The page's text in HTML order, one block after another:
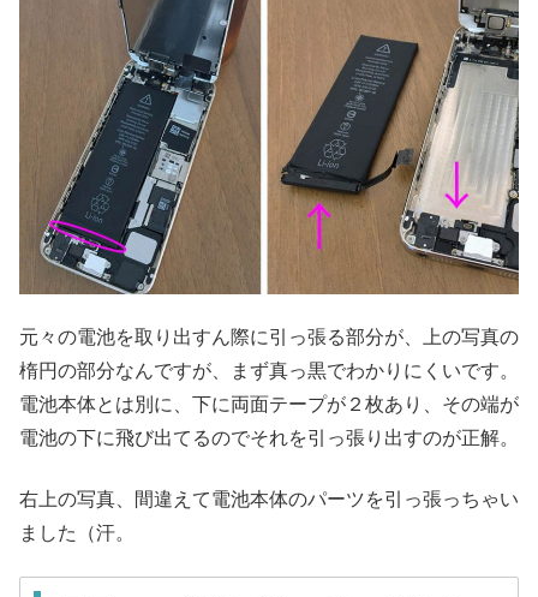
元々の電池を取り出すん際に引っ張る部分が、上の写真の
楕円の部分なんですが、まず真っ黒でわかりにくいです。
電池本体とは別に、下に両面テープが２枚あり、その端が
電池の下に飛び出てるのでそれを引っ張り出すのが正解。
右上の写真、間違えて電池本体のパーツを引っ張っちゃい
ました（汗。